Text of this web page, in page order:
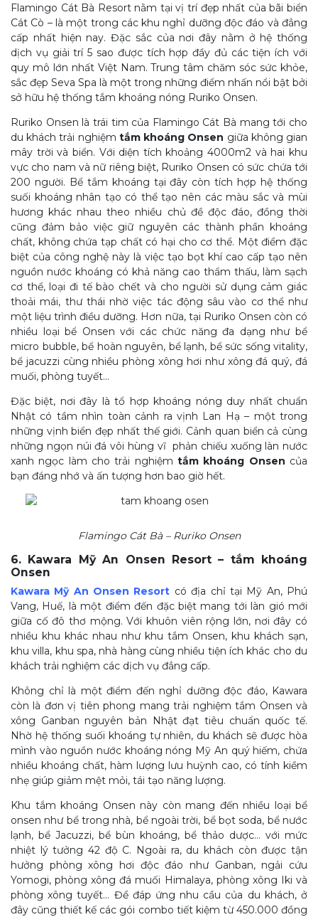
Flamingo Cát Bà Resort nằm tại vị trí đẹp nhất của bãi biển
Cát Cò – là một trong các khu nghỉ dưỡng độc đáo và đẳng
cấp nhất hiện nay. Đặc sắc của nơi đây nằm ở hệ thống
dịch vụ giải trí 5 sao được tích hợp đầy đủ các tiện ích với
quy mô lớn nhất Việt Nam. Trung tâm chăm sóc sức khỏe,
sắc đẹp Seva Spa là một trong những điểm nhấn nổi bật bởi
sở hữu hệ thống tắm khoáng nóng Ruriko Onsen.
Ruriko Onsen là trái tim của Flamingo Cát Bà mang tới cho
du khách trải nghiệm tắm khoáng Onsen giữa không gian
mây trời và biển. Với diện tích khoảng 4000m2 và hai khu
vực cho nam và nữ riêng biệt, Ruriko Onsen có sức chứa tới
200 người. Bể tắm khoáng tại đây còn tích hợp hệ thống
suối khoáng nhân tạo có thể tạo nên các màu sắc và mùi
hương khác nhau theo nhiều chủ đề độc đáo, đồng thời
cũng đảm bảo việc giữ nguyên các thành phần khoáng
chất, không chứa tạp chất có hại cho cơ thể. Một điểm đặc
biệt của công nghệ này là việc tạo bọt khí cao cấp tạo nên
nguồn nước khoáng có khả năng cao thẩm thấu, làm sạch
cơ thể, loại đi tế bào chết và cho người sử dụng cảm giác
thoải mái, thư thái nhờ việc tác động sâu vào cơ thể như
một liệu trình điều dưỡng. Hơn nữa, tại Ruriko Onsen còn có
nhiều loại bể Onsen với các chức năng đa dạng như bể
micro bubble, bể hoàn nguyên, bể lạnh, bể sức sống vitality,
bể jacuzzi cùng nhiều phòng xông hơi như xông đá quý, đá
muối, phòng tuyết…
Đặc biệt, nơi đây là tổ hợp khoáng nóng duy nhất chuẩn
Nhật có tầm nhìn toàn cảnh ra vịnh Lan Hạ – một trong
những vịnh biển đẹp nhất thế giới. Cảnh quan biển cả cùng
những ngọn núi đá vôi hùng vĩ phản chiếu xuống làn nước
xanh ngọc làm cho trải nghiệm tắm khoáng Onsen của
bạn đáng nhớ và ấn tượng hơn bao giờ hết.
Flamingo Cát Bà – Ruriko Onsen
6. Kawara Mỹ An Onsen Resort – tắm khoáng
Onsen
Kawara Mỹ An Onsen Resort có địa chỉ tại Mỹ An, Phú
Vang, Huế, là một điểm đến đặc biệt mang tới làn gió mới
giữa cố đô thơ mộng. Với khuôn viên rộng lớn, nơi đây có
nhiều khu khác nhau như khu tắm Onsen, khu khách sạn,
khu villa, khu spa, nhà hàng cùng nhiều tiện ích khác cho du
khách trải nghiệm các dịch vụ đẳng cấp.
Không chỉ là một điểm đến nghỉ dưỡng độc đáo, Kawara
còn là đơn vị tiên phong mang trải nghiệm tắm Onsen và
xông Ganban nguyên bản Nhật đạt tiêu chuẩn quốc tế.
Nhờ hệ thống suối khoáng tự nhiên, du khách sẽ được hòa
mình vào nguồn nước khoáng nóng Mỹ An quý hiếm, chứa
nhiều khoáng chất, hàm lượng lưu huỳnh cao, có tính kiềm
nhẹ giúp giảm mệt mỏi, tái tạo năng lượng.
Khu tắm khoáng Onsen này còn mang đến nhiều loại bể
onsen như bể trong nhà, bể ngoài trời, bể bọt soda, bể nước
lạnh, bể Jacuzzi, bể bùn khoáng, bể thảo dược… với mức
nhiệt lý tưởng 42 độ C. Ngoài ra, du khách còn được tận
hưởng phòng xông hơi độc đáo như Ganban, ngải cứu
Yomogi, phòng xông đá muối Himalaya, phòng xông Iki và
phòng xông tuyết… Để đáp ứng nhu cầu của du khách, ở
đây cũng thiết kế các gói combo tiết kiệm từ 450.000 đồng